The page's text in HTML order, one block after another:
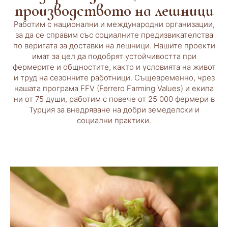
производството на лешници
Работим с национални и международни организации,
за да се справим със социалните предизвикателства
по веригата за доставки на лешници. Нашите проекти
имат за цел да подобрят устойчивостта при
фермерите и общностите, както и условията на живот
и труд на сезонните работници. Същевременно, чрез
нашата програма FFV (Ferrero Farming Values) и екипа
ни от 75 души, работим с повече от 25 000 фермери в
Турция за внедряване на добри земеделски и
социални практики.